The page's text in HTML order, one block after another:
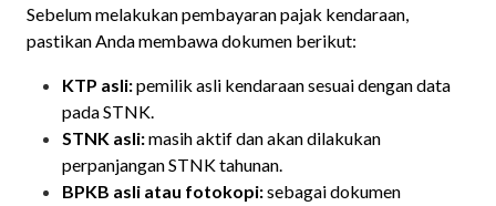
Sebelum melakukan pembayaran pajak kendaraan,
pastikan Anda membawa dokumen berikut:
KTP asli:pemilik asli kendaraan sesuai dengan data
pada STNK.
STNK asli:masih aktif dan akan dilakukan
perpanjangan STNK tahunan.
BPKB asli atau fotokopi:sebagai dokumen